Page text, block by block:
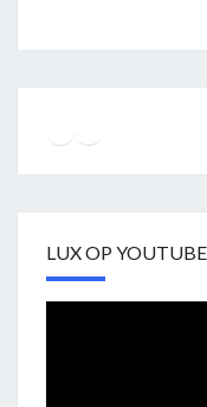
LUX OP YOUTUBE